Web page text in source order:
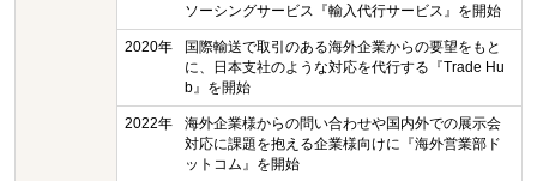
ソーシングサービス『輸入代行サービス』を開始
2020年
国際輸送で取引のある海外企業からの要望をもと
に、日本支社のような対応を代行する『Trade Hu
b』を開始
2022年
海外企業様からの問い合わせや国内外での展示会
対応に課題を抱える企業様向けに『海外営業部ド
ットコム』を開始